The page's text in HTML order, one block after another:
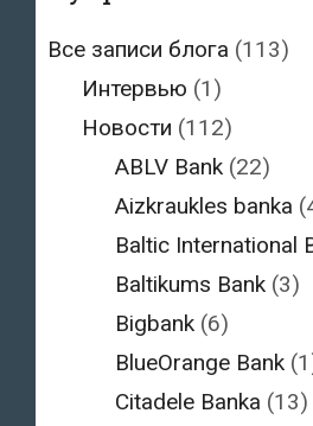
Все записи блога (113)
Интервью (1)
Новости (112)
ABLV Bank (22)
Aizkraukles banka
Baltic International
Baltikums Bank (3)
Bigbank (6)
BlueOrange Bank
Citadele Banka (13)